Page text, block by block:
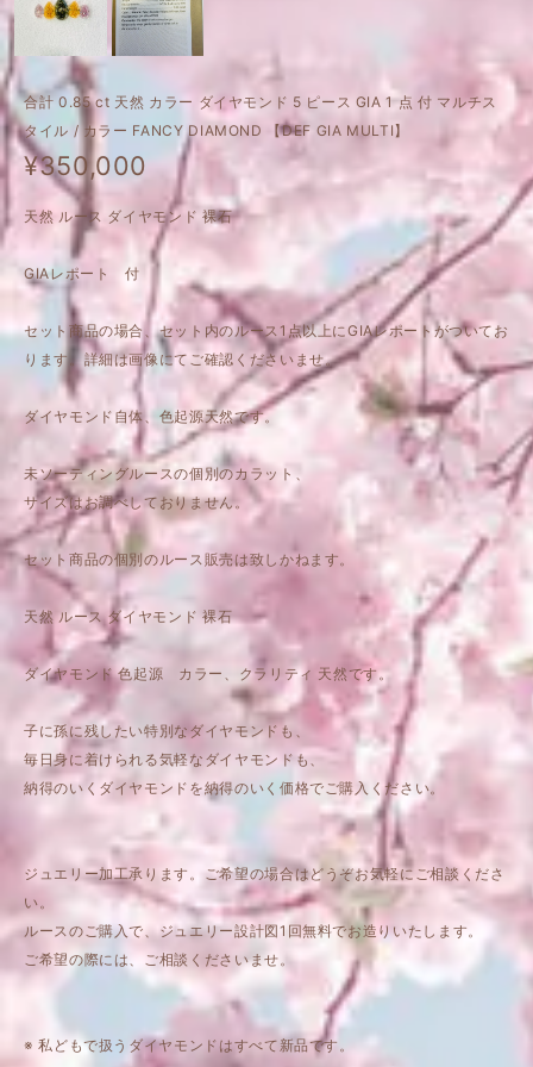
合計 0.85 ct 天然 カラー ダイヤモンド 5 ピース GIA 1 点 付 マルチス
タイル / カラー FANCY DIAMOND 【DEF GIA MULTI】
¥350,000
天然 ルース ダイヤモンド 裸石
GIAレポート 付
セット商品の場合、セット内のルース1点以上にGIAレポートがついてお
ります。詳細は画像にてご確認くださいませ。
ダイヤモンド自体、色起源天然です。
未ソーティングルースの個別のカラット、
サイズはお調べしておりません。
セット商品の個別のルース販売は致しかねます。
天然 ルース ダイヤモンド 裸石
ダイヤモンド 色起源 カラー、クラリティ 天然です。
子に孫に残したい特別なダイヤモンドも、
毎日身に着けられる気軽なダイヤモンドも、
納得のいくダイヤモンドを納得のいく価格でご購入ください。
ジュエリー加工承ります。ご希望の場合はどうぞお気軽にご相談くださ
い。
ルースのご購入で、ジュエリー設計図1回無料でお造りいたします。
ご希望の際には、ご相談くださいませ。
※ 私どもで扱うダイヤモンドはすべて新品です。